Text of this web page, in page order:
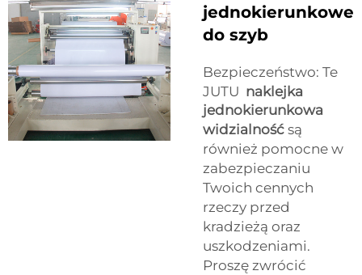
jednokierunkowe
do szyb
Bezpieczeństwo: Te
JUTU naklejka
jednokierunkowa
widzialność są
również pomocne w
zabezpieczaniu
Twoich cennych
rzeczy przed
kradzieżą oraz
uszkodzeniami.
Proszę zwrócić